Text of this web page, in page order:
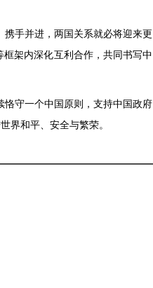
手并进，两国关系就必将迎来更
架内深化互利合作，共同书写中
守一个中国原则，支持中国政府
界和平、安全与繁荣。